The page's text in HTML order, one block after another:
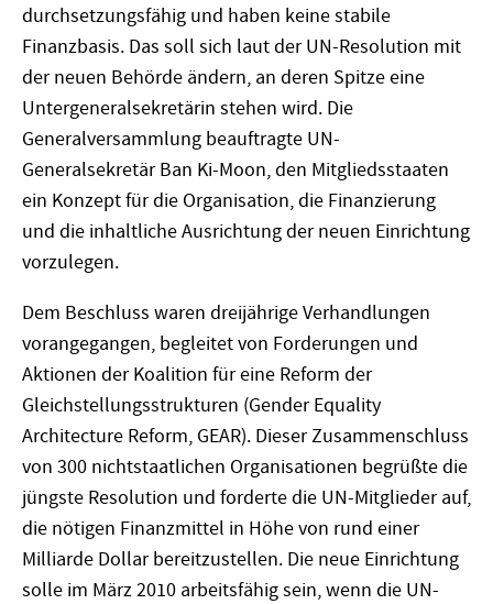
durchsetzungsfähig und haben keine stabile
Finanzbasis. Das soll sich laut der UN-Resolution mit
der neuen Behörde ändern, an deren Spitze eine
Untergeneralsekretärin stehen wird. Die
Generalversammlung beauftragte UN-
Generalsekretär Ban Ki-Moon, den Mitgliedsstaaten
ein Konzept für die Organisation, die Finanzierung
und die inhaltliche Ausrichtung der neuen Einrichtung
vorzulegen.
Dem Beschluss waren dreijährige Verhandlungen
vorangegangen, begleitet von Forderungen und
Aktionen der Koalition für eine Reform der
Gleichstellungsstrukturen (Gender Equality
Architecture Reform, GEAR). Dieser Zusammenschluss
von 300 nichtstaatlichen Organisationen begrüßte die
jüngste Resolution und forderte die UN-Mitglieder auf,
die nötigen Finanzmittel in Höhe von rund einer
Milliarde Dollar bereitzustellen. Die neue Einrichtung
solle im März 2010 arbeitsfähig sein, wenn die UN-